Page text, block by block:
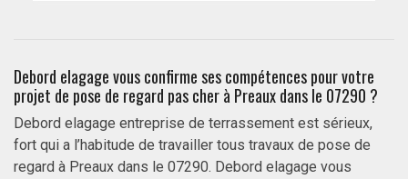
Debord elagage vous confirme ses compétences pour votre
projet de pose de regard pas cher à Preaux dans le 07290 ?
Debord elagage entreprise de terrassement est sérieux,
fort qui a l’habitude de travailler tous travaux de pose de
regard à Preaux dans le 07290. Debord elagage vous